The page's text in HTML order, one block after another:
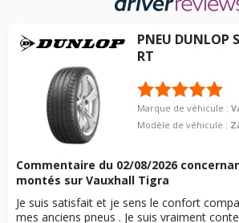
PNEU DUNLOP
RT
Marque de véhicule :
Modèle de véhicule :
Commentaire du 02/08/2026
montés sur Vauxhall Tigra
Je suis satisfait et je sens le confort
mes anciens pneus . Je suis vraiment